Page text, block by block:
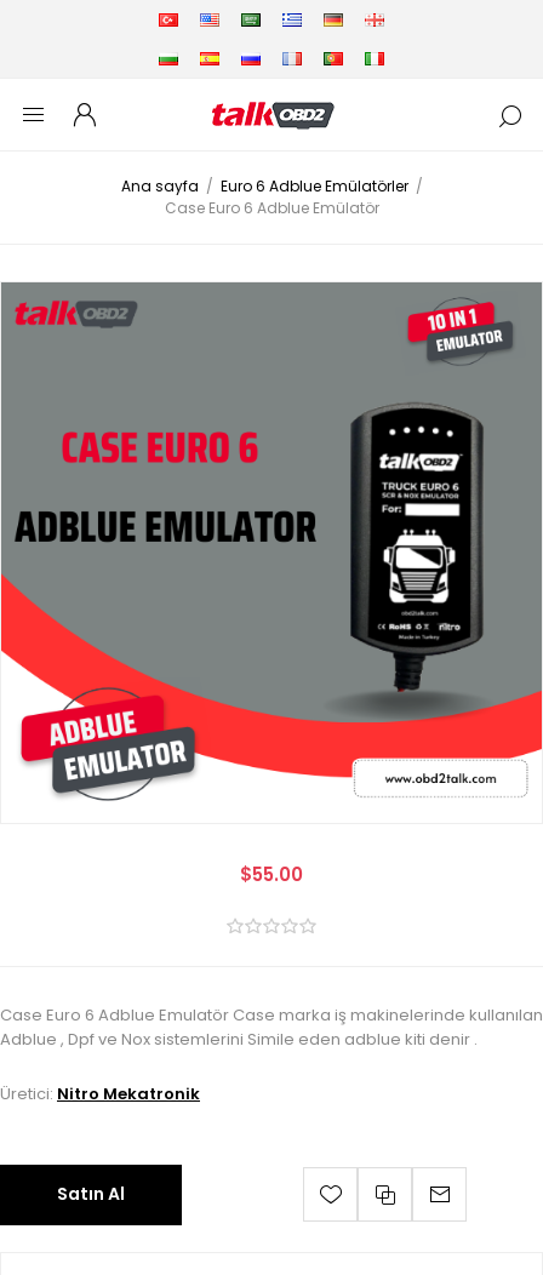
Ana sayfa / Euro 6 Adblue Emülatörler /
Case Euro 6 Adblue Emülatör
$55.00
Case Euro 6 Adblue Emulatör Case marka iş makinelerinde kullanılan
Adblue , Dpf ve Nox sistemlerini Simile eden adblue kiti denir .
Üretici: Nitro Mekatronik
Satın Al